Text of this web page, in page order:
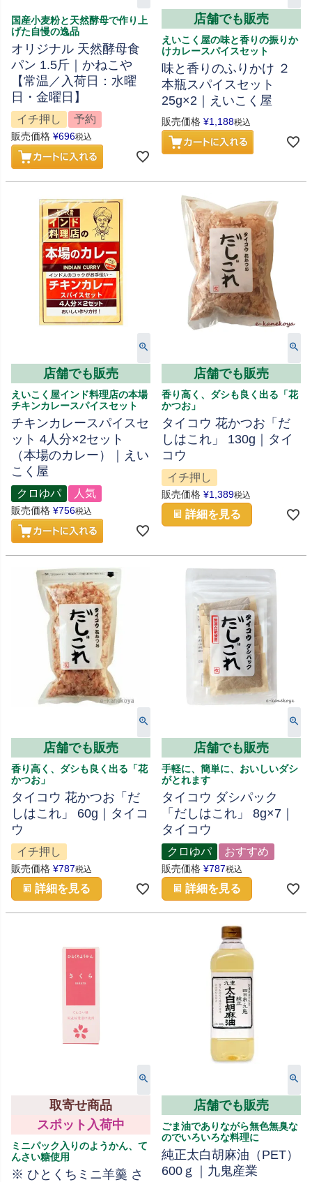
国産小麦粉と天然酵母で作り上
げた自慢の逸品
オリジナル 天然酵母食
パン 1.5斤｜かねこや
【常温／入荷日：水曜
日・金曜日】
イチ押し 予約
販売価格 ¥696税込
店舗でも販売
えいこく屋の味と香りの振りか
けカレースパイスセット
味と香りのふりかけ ２
本瓶スパイスセット
25g×2｜えいこく屋
販売価格 ¥1,188税込
店舗でも販売
えいこく屋インド料理店の本場
チキンカレースパイスセット
チキンカレースパイスセ
ット 4人分×2セット
（本場のカレー）｜えい
こく屋
クロゆパ 人気
販売価格 ¥756税込
店舗でも販売
香り高く、ダシも良く出る「花
かつお」
タイコウ 花かつお「だ
しはこれ」 130g｜タイ
コウ
イチ押し
販売価格 ¥1,389税込
詳細を見る
店舗でも販売
香り高く、ダシも良く出る「花
かつお」
タイコウ 花かつお「だ
しはこれ」 60g｜タイコ
ウ
イチ押し
販売価格 ¥787税込
詳細を見る
店舗でも販売
手軽に、簡単に、おいしいダシ
がとれます
タイコウ ダシパック
「だしはこれ」 8g×7｜
タイコウ
クロゆパ おすすめ
販売価格 ¥787税込
詳細を見る
取寄せ商品
スポット入荷中
ミニパック入りのようかん、て
んさい糖使用
※ ひとくちミニ羊羹 さ
店舗でも販売
ごま油でありながら無色無臭な
のでいろいろな料理に
純正太白胡麻油（PET）
600ｇ｜九鬼産業